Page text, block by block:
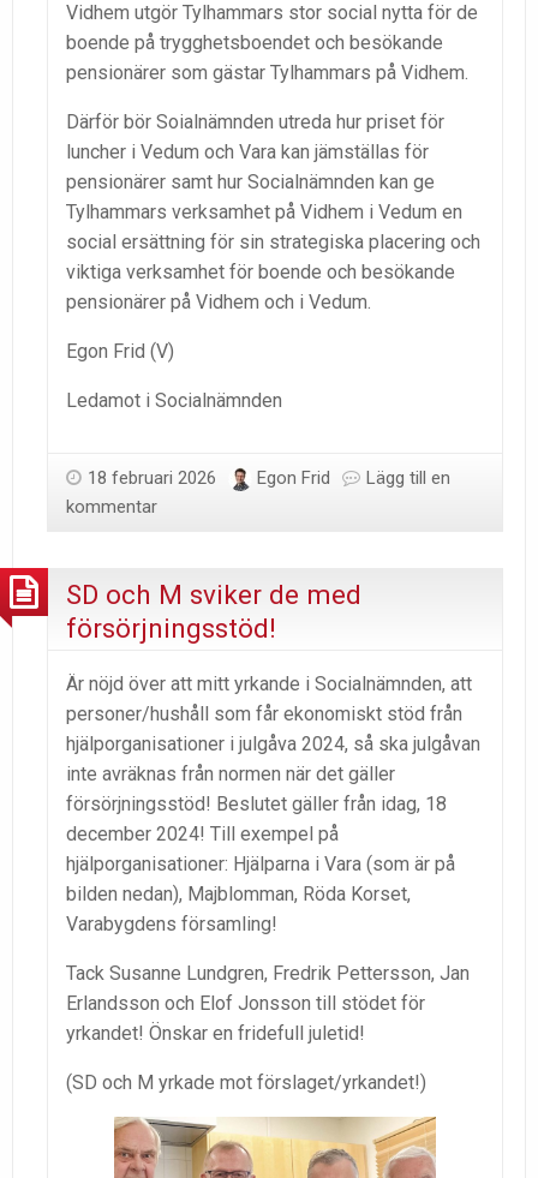
Vidhem utgör Tylhammars stor social nytta för de
boende på trygghetsboendet och besökande
pensionärer som gästar Tylhammars på Vidhem.
Därför bör Soialnämnden utreda hur priset för
luncher i Vedum och Vara kan jämställas för
pensionärer samt hur Socialnämnden kan ge
Tylhammars verksamhet på Vidhem i Vedum en
social ersättning för sin strategiska placering och
viktiga verksamhet för boende och besökande
pensionärer på Vidhem och i Vedum.
Egon Frid (V)
Ledamot i Socialnämnden
18 februari 2026 Egon Frid
Lägg till en
kommentar
SD och M sviker de med
försörjningsstöd!
Är nöjd över att mitt yrkande i Socialnämnden, att
personer/hushåll som får ekonomiskt stöd från
hjälporganisationer i julgåva 2024, så ska julgåvan
inte avräknas från normen när det gäller
försörjningsstöd! Beslutet gäller från idag, 18
december 2024! Till exempel på
hjälporganisationer: Hjälparna i Vara (som är på
bilden nedan), Majblomman, Röda Korset,
Varabygdens församling!
Tack Susanne Lundgren, Fredrik Pettersson, Jan
Erlandsson och Elof Jonsson till stödet för
yrkandet! Önskar en fridefull juletid!
(SD och M yrkade mot förslaget/yrkandet!)